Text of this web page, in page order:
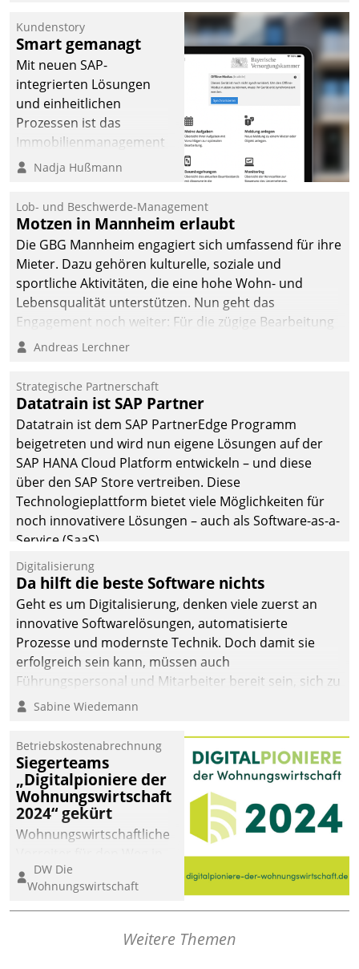
Kundenstory
Smart gemanagt
Mit neuen SAP-
integrierten Lösungen
und einheitlichen
Prozessen ist das
Immobilienmanagement
der Bayerischen
Ressort Kapitalanlage für
künftige Aufgaben und
Herausforderungen
gerüstet.
Nadja Hußmann
Lob- und Beschwerde-Management
Motzen in Mannheim erlaubt
Die GBG Mannheim engagiert sich umfassend für ihre
Mieter. Dazu gehören kulturelle, soziale und
sportliche Aktivitäten, die eine hohe Wohn- und
Lebensqualität unterstützen. Nun geht das
Engagement noch weiter: Für die zügige Bearbeitung
von Beschwerden – oder Lob – richtet das
und Beschwerde-Management einen eigenen Kanal
ein.
Andreas Lerchner
Strategische Partnerschaft
Datatrain ist SAP Partner
Datatrain ist dem SAP PartnerEdge Programm
beigetreten und wird nun eigene Lösungen auf der
SAP HANA Cloud Platform entwickeln – und diese
über den SAP Store vertreiben. Diese
Technologieplattform bietet viele Möglichkeiten für
noch innovativere Lösungen – auch als Software-as-a-
Service (SaaS).
Digitalisierung
Da hilft die beste Software nichts
Geht es um Digitalisierung, denken viele zuerst an
innovative Softwarelösungen, automatisierte
Prozesse und modernste Technik. Doch damit sie
erfolgreich sein kann, müssen auch
Führungspersonal und Mitarbeiter bereit sein, sich zu
verändern und anzupassen, sonst werden sie an ihr
Sabine Wiedemann
Betriebskostenabrechnung
Siegerteams
„Digitalpioniere der
Wohnungswirtschaft
2024“ gekürt
Wohnungswirtschaftliche
eine digitale Zukunft zu
finden, ist das Ziel des
Awards „Digitalpioniere
Wohnungswirtschaft“.
DW Die
Wohnungswirtschaft
Weitere Themen